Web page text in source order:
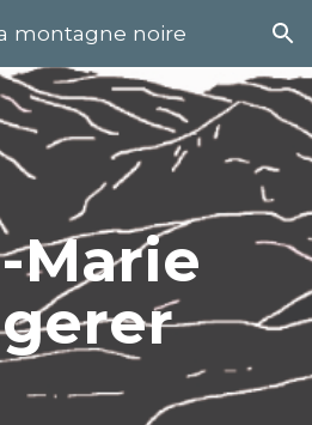
Skip to navigation
montagne noire
Marie